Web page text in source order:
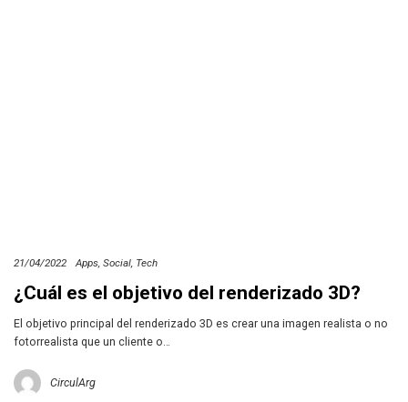
21/04/2022 Apps Social Tech
¿Cuál es el objetivo del renderizado 3D?
El objetivo principal del renderizado 3D es crear una imagen realista o no
fotorrealista que un cliente o…
CirculArg